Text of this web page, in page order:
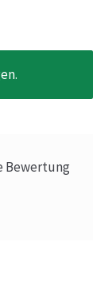
Bewertung